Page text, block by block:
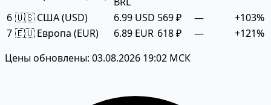
6 🇺🇸 США (USD) 6.99 USD 569 ₽ —
+103%
7 🇪🇺 Европа (EUR) 6.89 EUR 618 ₽ —
+121%
Цены обновлены: 03.08.2026 19:02 МСК